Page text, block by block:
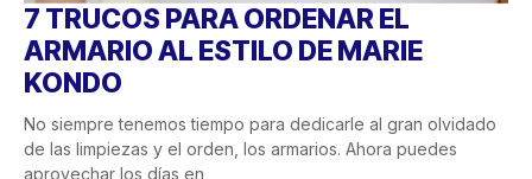
7 TRUCOS PARA ORDENAR EL
ARMARIO AL ESTILO DE MARIE
KONDO
No siempre tenemos tiempo para dedicarle al gran olvidado
de las limpiezas y el orden, los armarios. Ahora puedes
aprovechar los días en